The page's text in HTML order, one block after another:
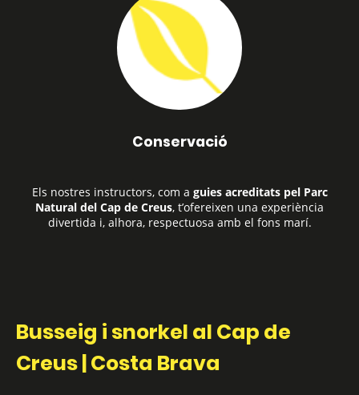
Conservació
Els nostres instructors, com a guies acreditats pel Parc
Natural del Cap de Creus, t’ofereixen una experiència
divertida i, alhora, respectuosa amb el fons marí.
Busseig i snorkel al Cap de
Creus | Costa Brava